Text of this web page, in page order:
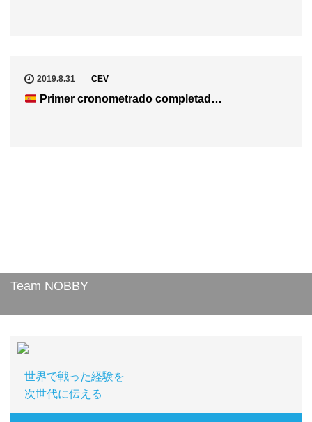
2019.8.31 CEV
Primer cronometrado completad…
Team NOBBY
世界で戦った経験を
次世代に伝える